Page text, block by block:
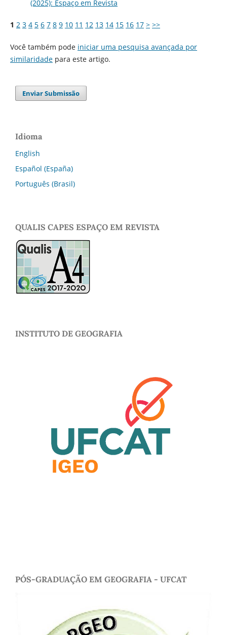
(2025): Espaço em Revista
1 2 3 4 5 6 7 8 9 10 11 12 13 14 15 16 17 > >>
Você também pode iniciar uma pesquisa avançada por
similaridadepara este artigo.
Enviar Submissão
Idioma
English
Español (España)
Português (Brasil)
QUALIS CAPES ESPAÇO EM REVISTA
INSTITUTO DE GEOGRAFIA
PÓS-GRADUAÇÃO EM GEOGRAFIA - UFCAT